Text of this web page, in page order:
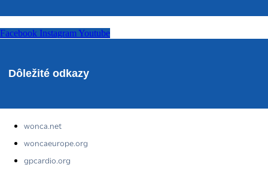
Facebook Instagram Youtube
Dôležité odkazy
wonca.net
woncaeurope.org
gpcardio.org